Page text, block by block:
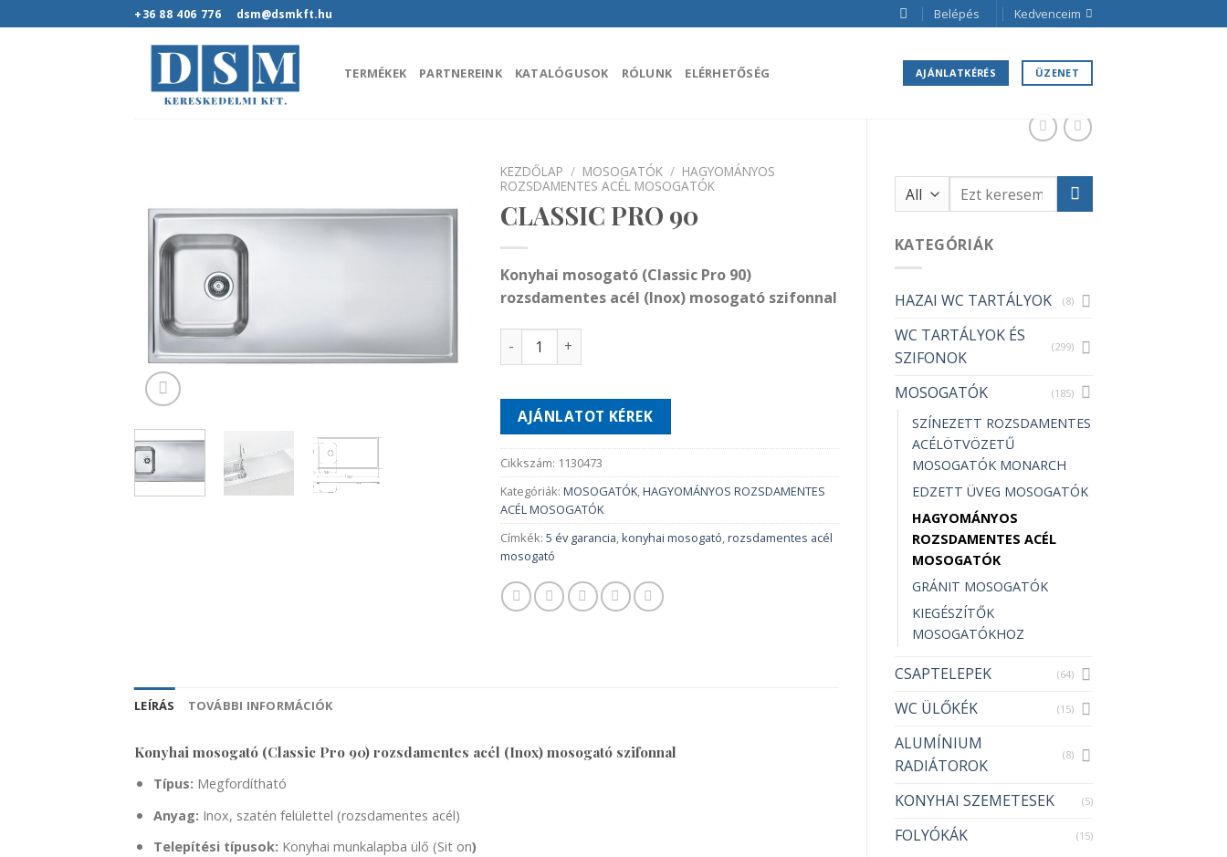
to
+36 88 406 776 dsm@dsmkft.hu Belépés Kedvenceim
TERMÉKEK PARTNEREINK KATALÓGUSOK RÓLUNK ELÉRHETŐSÉG AJÁNLATKÉRÉS ÜZENET
Keresés
a
KATEGÓRIÁK
HAZAI WC TARTÁLYOK (8)
WC TARTÁLYOK ÉS
SZIFONOK
(299)
MOSOGATÓK (185)
SZÍNEZETT ROZSDAMENTES
ACÉLÖTVÖZETŰ
MOSOGATÓK MONARCH
EDZETT ÜVEG MOSOGATÓK
HAGYOMÁNYOS
ROZSDAMENTES ACÉL
MOSOGATÓK
GRÁNIT MOSOGATÓK
KIEGÉSZÍTŐK
MOSOGATÓKHOZ
CSAPTELEPEK (64)
WC ÜLŐKÉK (15)
ALUMÍNIUM
RADIÁTOROK
(8)
KONYHAI SZEMETESEK (5)
FOLYÓKÁK (15)
Hozzáadás a
KEZDŐLAP / MOSOGATÓK / HAGYOMÁNYOS
ROZSDAMENTES ACÉL MOSOGATÓK
CLASSIC PRO 90
Konyhai mosogató (Classic Pro 90)
rozsdamentesacél (Inox) mosogató szifonnal
CLASSIC PRO 90 mennyiség
AJÁNLATOT KÉREK
Cikkszám: 1130473
Kategóriák: MOSOGATÓK,HAGYOMÁNYOS ROZSDAMENTES
ACÉL MOSOGATÓK
Címkék: 5 év garancia,konyhai mosogató,rozsdamentes acél
mosogató
LEÍRÁS TOVÁBBI INFORMÁCIÓK
Konyhai mosogató (Classic Pro 90) rozsdamentes acél (Inox) mosogató szifonnal
Típus: Megfordítható
Anyag: Inox, szatén felülettel (rozsdamentes acél)
Telepítési típusok: Konyhai munkalapba ülő (Sit on)